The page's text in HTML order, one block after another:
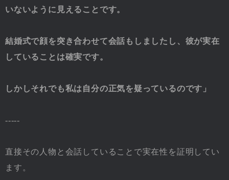
いないように見えることです。
結婚式で顔を突き合わせて会話もしましたし、彼が実在
していることは確実です。
しかしそれでも私は自分の正気を疑っているのです」
-----
直接その人物と会話していることで実在性を証明してい
ます。